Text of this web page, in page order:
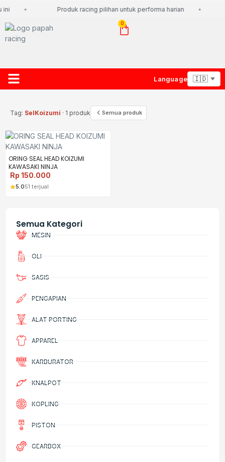
ini Produk racing pilihan untuk performa harian
0
Language
Semua Kategori
MESIN
OLI
SASIS
PENGAPIAN
ALAT PORTING
APPAREL
KARBURATOR
KNALPOT
KOPLING
PISTON
GEARBOX
Tag: SelKoizumi · 1 produk Semua produk
ORING SEAL HEAD KOIZUMI
KAWASAKI NINJA
Rp 150.000
5.051 terjual